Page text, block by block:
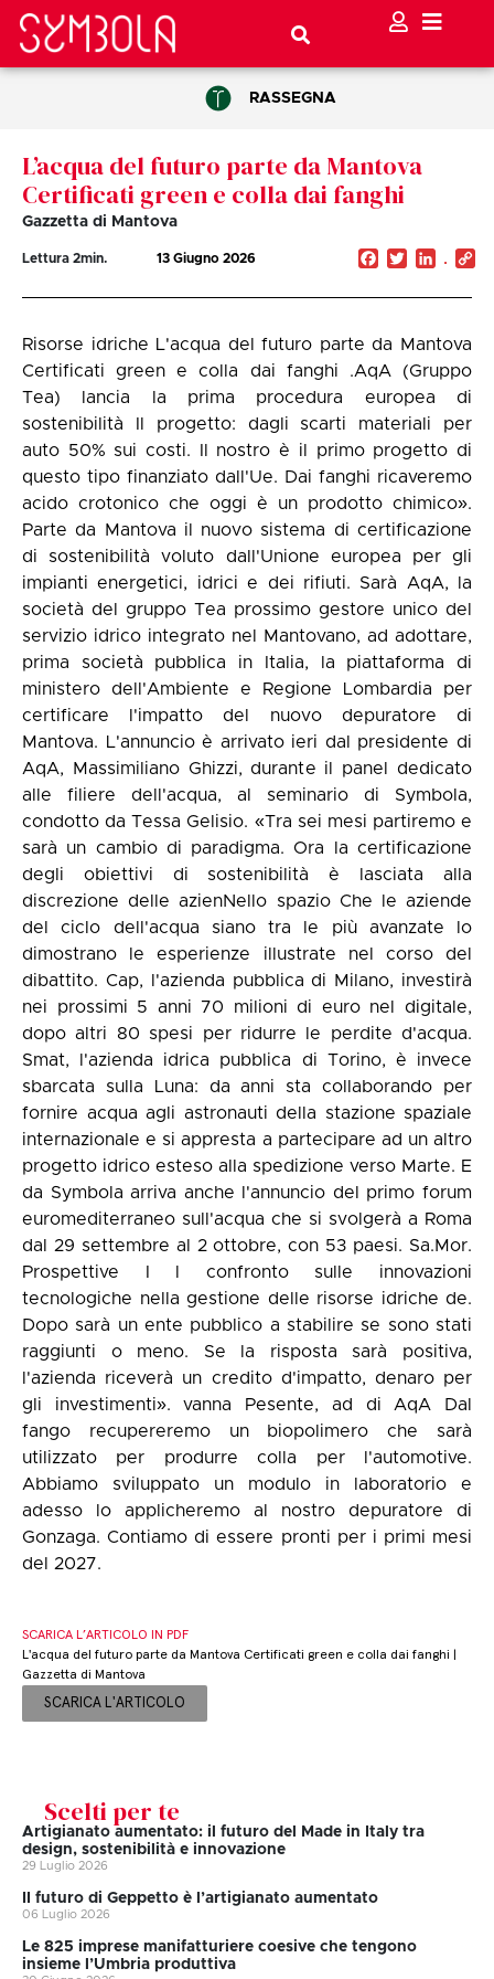
RASSEGNA
L’acqua del futuro parte da Mantova
Certificati green e colla dai fanghi
Gazzetta di Mantova
Lettura 2min. 13 Giugno 2026 Facebook
Twitter
Risorse idriche L'acqua del futuro parte da Mantova
Certificati green e colla dai fanghi .AqA (Gruppo
Tea) lancia la prima procedura europea di
sostenibilità Il progetto: dagli scarti materiali per
auto 50% sui costi. Il nostro è il primo progetto di
questo tipo finanziato dall'Ue. Dai fanghi ricaveremo
acido crotonico che oggi è un prodotto chimico».
Parte da Mantova il nuovo sistema di certificazione
di sostenibilità voluto dall'Unione europea per gli
impianti energetici, idrici e dei rifiuti. Sarà AqA, la
società del gruppo Tea prossimo gestore unico del
servizio idrico integrato nel Mantovano, ad adottare,
prima società pubblica in Italia, la piattaforma di
ministero dell'Ambiente e Regione Lombardia per
certificare l'impatto del nuovo depuratore di
Mantova. L'annuncio è arrivato ieri dal presidente di
AqA, Massimiliano Ghizzi, durante il panel dedicato
alle filiere dell'acqua, al seminario di Symbola,
condotto da Tessa Gelisio. «Tra sei mesi partiremo e
sarà un cambio di paradigma. Ora la certificazione
degli obiettivi di sostenibilità è lasciata alla
discrezione delle azienNello spazio Che le aziende
del ciclo dell'acqua siano tra le più avanzate lo
dimostrano le esperienze illustrate nel corso del
dibattito. Cap, l'azienda pubblica di Milano, investirà
nei prossimi 5 anni 70 milioni di euro nel digitale,
dopo altri 80 spesi per ridurre le perdite d'acqua.
Smat, l'azienda idrica pubblica di Torino, è invece
sbarcata sulla Luna: da anni sta collaborando per
fornire acqua agli astronauti della stazione spaziale
internazionale e si appresta a partecipare ad un altro
progetto idrico esteso alla spedizione verso Marte. E
da Symbola arriva anche l'annuncio del primo forum
euromediterraneo sull'acqua che si svolgerà a Roma
dal 29 settembre al 2 ottobre, con 53 paesi. Sa.Mor.
Prospettive I l confronto sulle innovazioni
tecnologiche nella gestione delle risorse idriche de.
Dopo sarà un ente pubblico a stabilire se sono stati
raggiunti o meno. Se la risposta sarà positiva,
l'azienda riceverà un credito d'impatto, denaro per
gli investimenti». vanna Pesente, ad di AqA Dal
fango recupereremo un biopolimero che sarà
utilizzato per produrre colla per l'automotive.
Abbiamo sviluppato un modulo in laboratorio e
adesso lo applicheremo al nostro depuratore di
Gonzaga. Contiamo di essere pronti per i primi mesi
del 2027.
SCARICA L’ARTICOLO IN PDF
L'acqua del futuro parte da Mantova Certificati green e colla dai fanghi |
Gazzetta di Mantova
SCARICA L'ARTICOLO
Scelti per te
Artigianato aumentato: il futuro del Made in Italy tra
design, sostenibilità e innovazione
29 Luglio 2026
II futuro di Geppetto è l’artigianato aumentato
06 Luglio 2026
Le 825 imprese manifatturiere coesive che tengono
insieme l’Umbria produttiva